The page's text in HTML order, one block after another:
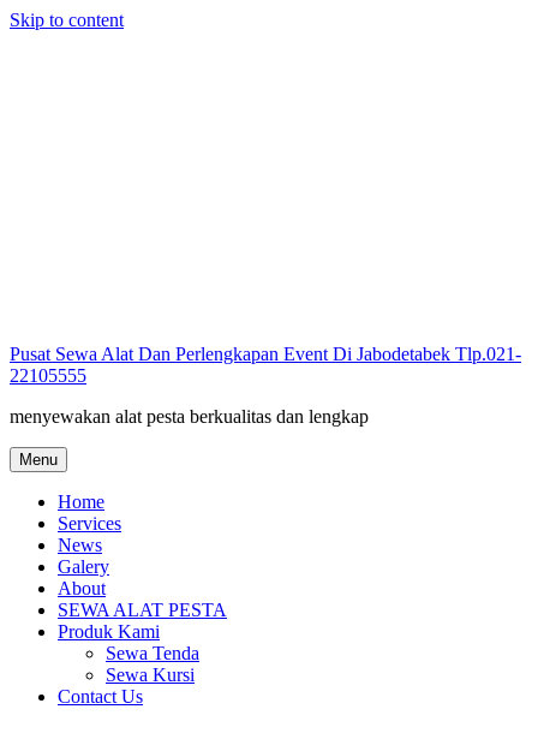
Skip to content
Pusat Sewa Alat Dan Perlengkapan Event Di Jabodetabek Tlp.021-
22105555
menyewakan alat pesta berkualitas dan lengkap
Menu
Home
Services
News
Galery
About
SEWA ALAT PESTA
Produk Kami
Sewa Tenda
Sewa Kursi
Contact Us